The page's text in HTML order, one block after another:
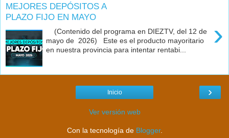
MEJORES DEPÓSITOS A
PLAZO FIJO EN MAYO
›
(Contenido del programa en DIEZTV, del 12 de
mayo de 2026) Este es el producto mayoritario
en nuestra provincia para intentar rentabi...
›
Inicio
Ver versión web
Con la tecnología de Blogger.